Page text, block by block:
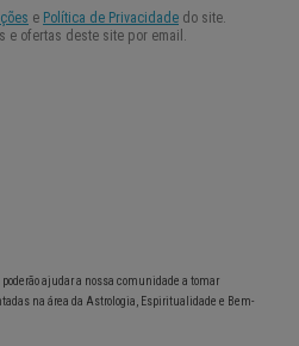
ajudar a nossa comunidade a tomar
na área da Astrologia, Espiritualidade e Bem-